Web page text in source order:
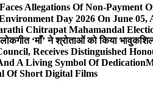
Allegations Of Non-
Day 2026 On June
Chitrapat Mahamandal
‘माँ’ ने श्रोताओं को किया भावुक
Receives Distinguished
A Living Symbol Of Dedication
Of Short Digital Films